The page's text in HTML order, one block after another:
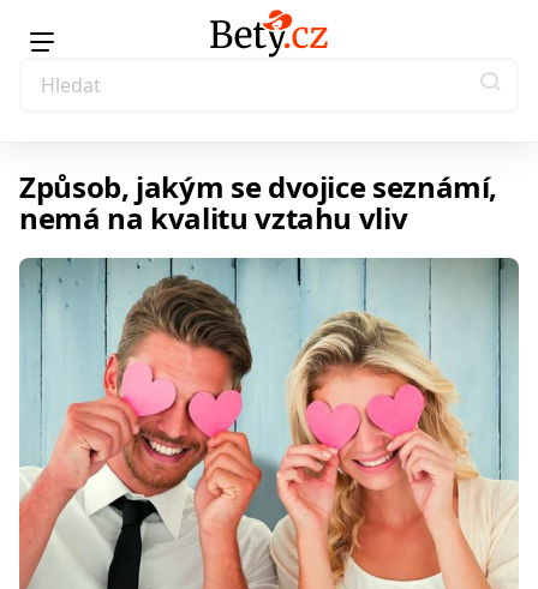
Způsob, jakým se dvojice seznámí,
nemá na kvalitu vztahu vliv